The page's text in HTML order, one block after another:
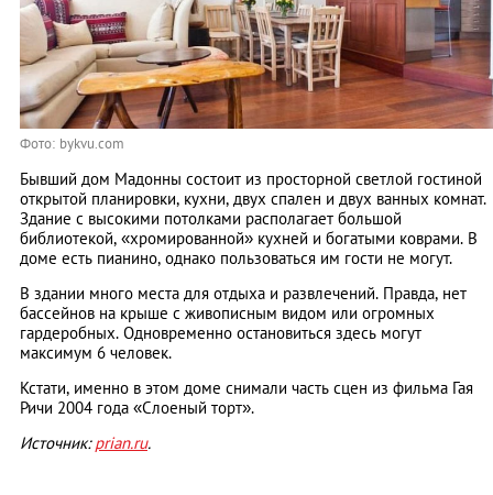
Фото: bykvu.com
Бывший дом Мадонны состоит из просторной светлой гостиной
открытой планировки, кухни, двух спален и двух ванных комнат.
Здание с высокими потолками располагает большой
библиотекой, «хромированной» кухней и богатыми коврами. В
доме есть пианино, однако пользоваться им гости не могут.
В здании много места для отдыха и развлечений. Правда, нет
бассейнов на крыше с живописным видом или огромных
гардеробных. Одновременно остановиться здесь могут
максимум 6 человек.
Кстати, именно в этом доме снимали часть сцен из фильма Гая
Ричи 2004 года «Слоеный торт».
Источник:prian.ru.